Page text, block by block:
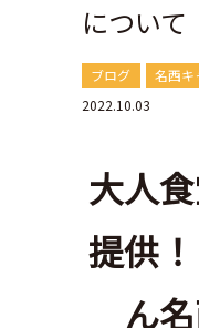
について
ブログ
名西キ
2022.10.03
大人
提供
ん